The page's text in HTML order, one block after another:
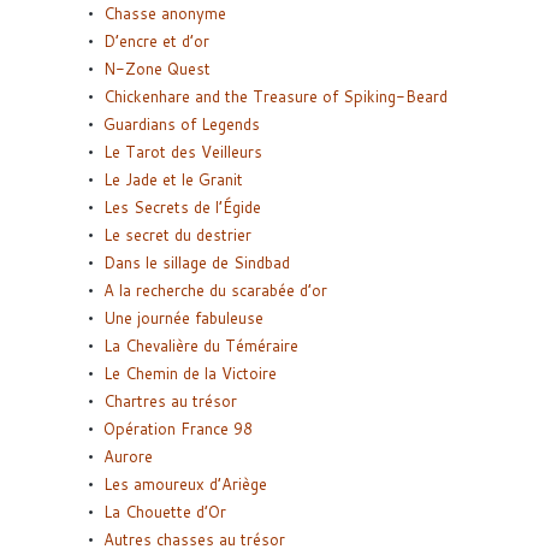
Chasse anonyme
D’encre et d’or
N-Zone Quest
Chickenhare and the Treasure of Spiking-Beard
Guardians of Legends
Le Tarot des Veilleurs
Le Jade et le Granit
Les Secrets de l’Égide
Le secret du destrier
Dans le sillage de Sindbad
A la recherche du scarabée d’or
Une journée fabuleuse
La Chevalière du Téméraire
Le Chemin de la Victoire
Chartres au trésor
Opération France 98
Aurore
Les amoureux d’Ariège
La Chouette d’Or
Autres chasses au trésor